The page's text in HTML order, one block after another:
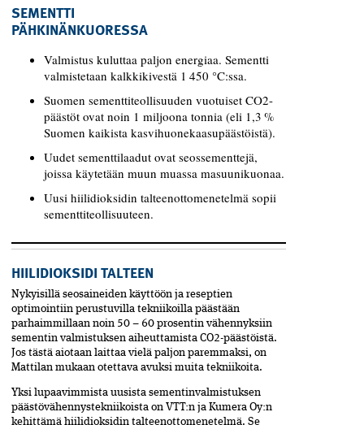
SEMENTTI
PÄHKINÄNKUORESSA
Valmistus kuluttaa paljon energiaa. Sementti
valmistetaan kalkkikivestä 1 450 °C:ssa.
Suomen sementtiteollisuuden vuotuiset CO2-
päästöt ovat noin 1 miljoona tonnia (eli 1,3 %
Suomen kaikista kasvihuonekaasupäästöistä).
Uudet sementtilaadut ovat seossementtejä,
joissa käytetään muun muassa masuunikuonaa.
Uusi hiilidioksidin talteenottomenetelmä sopii
sementtiteollisuuteen.
HIILIDIOKSIDI TALTEEN
Nykyisillä seosaineiden käyttöön ja reseptien
optimointiin perustuvilla tekniikoilla päästään
parhaimmillaan noin 50 – 60 prosentin vähennyksiin
sementin valmistuksen aiheuttamista CO2-päästöistä.
Jos tästä aiotaan laittaa vielä paljon paremmaksi, on
Mattilan mukaan otettava avuksi muita tekniikoita.
Yksi lupaavimmista uusista sementinvalmistuksen
päästövähennystekniikoista on VTT:n ja Kumera Oy:n
kehittämä hiilidioksidin talteenottomenetelmä. Se